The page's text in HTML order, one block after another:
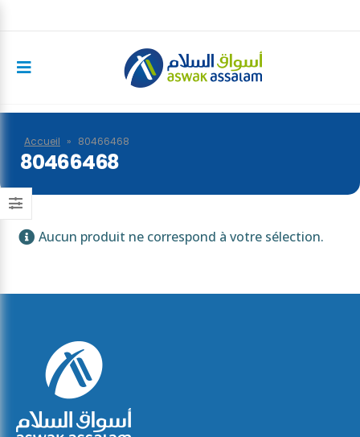
Accueil » 80466468
80466468
Aucun produit ne correspond à votre sélection.